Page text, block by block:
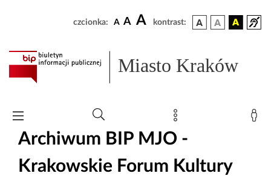
czcionka: A A A kontrast:
Miasto Kraków
Archiwum BIP MJO -
Krakowskie Forum Kultury